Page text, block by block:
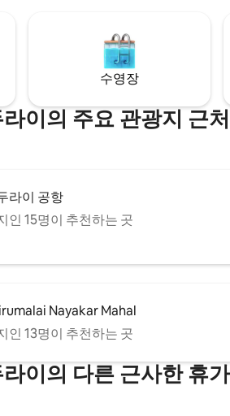
의 밤에 이상적인
실 4. 합리적인 가격에 누리는 프리미엄 컴
포트.
수영장
이의 주요 관광지 근
라이 공항
인 15명이 추천하는 곳
Nayakar Mahal
인 13명이 추천하는 곳
이의 다른 근사한 휴